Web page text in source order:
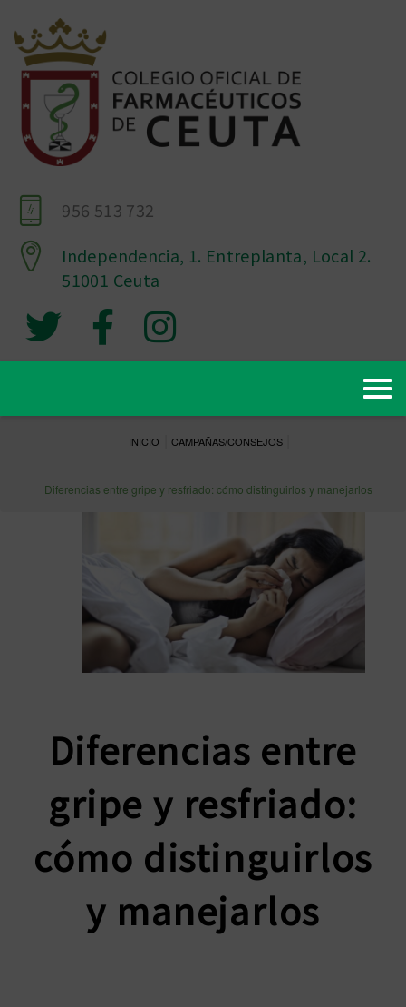
956 513 732
Independencia, 1. Entreplanta, Local 2.
51001 Ceuta
INICIO CAMPAÑAS/CONSEJOS
Diferencias entre gripe y resfriado: cómo distinguirlos y manejarlos
Diferencias entre
gripe y resfriado:
cómo distinguirlos
y manejarlos